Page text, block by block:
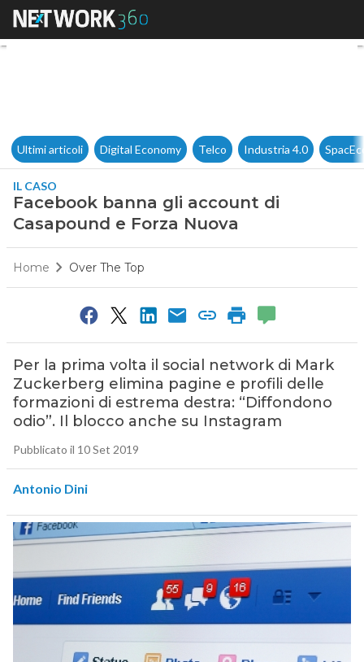
Facebook banna gli account
Ultimi articoli Digital Economy Telco Industria 4.0
IL CASO
Facebook banna gli account di
Casapound e Forza Nuova
Home Over The Top
Per la prima volta il social network di Mark
Zuckerberg elimina pagine e profili delle
formazioni di estrema destra: “Diffondono
odio”. Il blocco anche su Instagram
Pubblicato il 10 Set 2019
Antonio Dini